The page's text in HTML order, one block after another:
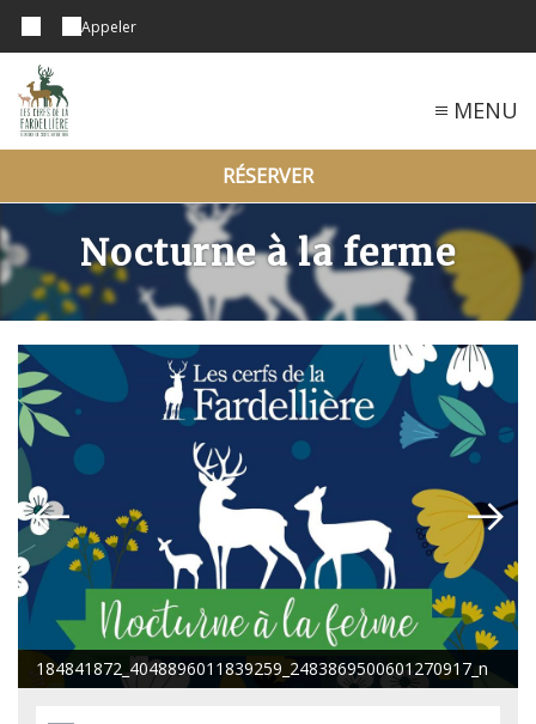
Appeler
MENU
RÉSERVER
Nocturne à la ferme
184841872_4048896011839259_2483869500601270917_n